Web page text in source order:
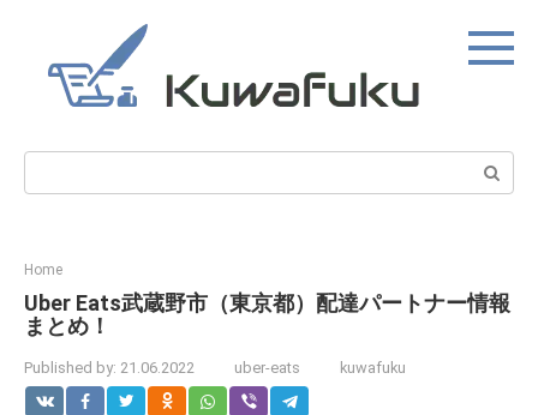
content
Search:
Home
Uber Eats武蔵野市（東京都）配達パートナー情報
まとめ！
Published by: 21.06.2022 uber-eats kuwafuku